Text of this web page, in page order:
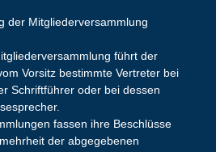
der Mitgliederversammlung
führt der
Vorsitz bestimmte Vertreter bei
Schriftführer oder bei dessen
fassen ihre Beschlüsse
der abgegebenen